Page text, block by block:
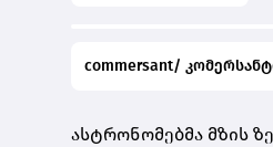
commersant/
ასტრონომებმა მზის